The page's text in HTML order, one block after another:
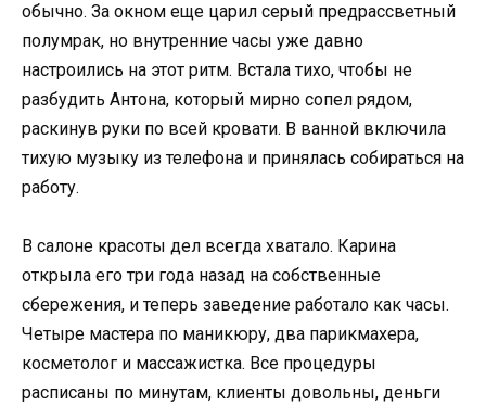
обычно. За окном еще царил серый предрассветный
полумрак, но внутренние часы уже давно
настроились на этот ритм. Встала тихо, чтобы не
разбудить Антона, который мирно сопел рядом,
раскинув руки по всей кровати. В ванной включила
тихую музыку из телефона и принялась собираться на
работу.
В салоне красоты дел всегда хватало. Карина
открыла его три года назад на собственные
сбережения, и теперь заведение работало как часы.
Четыре мастера по маникюру, два парикмахера,
косметолог и массажистка. Все процедуры
расписаны по минутам, клиенты довольны, деньги